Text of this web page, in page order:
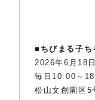
■ ちびまる子
2026年6月18
毎日10:00～
松山文創園区5